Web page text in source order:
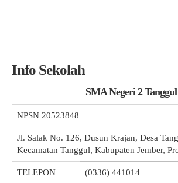
Info Sekolah
SMA Negeri 2 Tanggul
NPSN 20523848
Jl. Salak No. 126, Dusun Krajan, Desa
Kecamatan Tanggul, Kabupaten Jember,
TELEPON (0336) 441014